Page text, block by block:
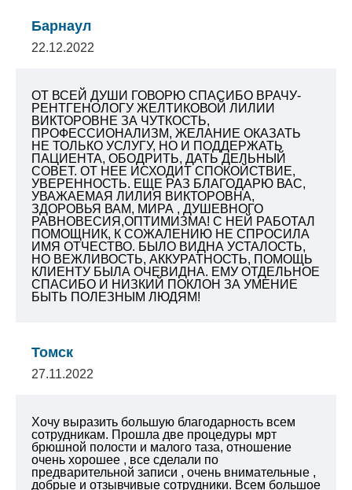
Барнаул
22.12.2022
ОТ ВСЕЙ ДУШИ ГОВОРЮ СПАСИБО ВРАЧУ-
РЕНТГЕНОЛОГУ ЖЕЛТИКОВОЙ ЛИЛИИ
ВИКТОРОВНЕ ЗА ЧУТКОСТЬ,
ПРОФЕССИОНАЛИЗМ, ЖЕЛАНИЕ ОКАЗАТЬ
НЕ ТОЛЬКО УСЛУГУ, НО И ПОДДЕРЖАТЬ
ПАЦИЕНТА, ОБОДРИТЬ, ДАТЬ ДЕЛЬНЫЙ
СОВЕТ. ОТ НЕЕ ИСХОДИТ СПОКОЙСТВИЕ,
УВЕРЕННОСТЬ. ЕЩЕ РАЗ БЛАГОДАРЮ ВАС,
УВАЖАЕМАЯ ЛИЛИЯ ВИКТОРОВНА,
ЗДОРОВЬЯ ВАМ, МИРА , ДУШЕВНОГО
РАВНОВЕСИЯ,ОПТИМИЗМА! С НЕЙ РАБОТАЛ
ПОМОЩНИК, К СОЖАЛЕНИЮ НЕ СПРОСИЛА
ИМЯ ОТЧЕСТВО. БЫЛО ВИДНА УСТАЛОСТЬ,
НО ВЕЖЛИВОСТЬ, АККУРАТНОСТЬ, ПОМОЩЬ
КЛИЕНТУ БЫЛА ОЧЕВИДНА. ЕМУ ОТДЕЛЬНОЕ
СПАСИБО И НИЗКИЙ ПОКЛОН ЗА УМЕНИЕ
БЫТЬ ПОЛЕЗНЫМ ЛЮДЯМ!
Томск
27.11.2022
Хочу выразить большую благодарность всем
сотрудникам. Прошла две процедуры мрт
брюшной полости и малого таза, отношение
очень хорошее , все сделали по
предварительной записи , очень внимательные ,
добрые и отзывчивые сотрудники. Всем большое